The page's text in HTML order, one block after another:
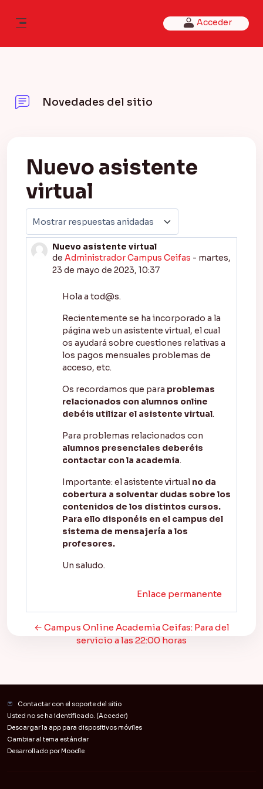
Acceder
Novedades del sitio
Nuevo asistente
virtual
Mostrar modo
Nuevo asistente virtual
deAdministrador Campus Ceifas - martes,
23 de mayo de 2023, 10:37
Número de respuestas: 0
Hola a tod@s.
Recientemente se ha incorporado a la
página web un asistente virtual, el cual
os ayudará sobre cuestiones relativas a
los pagos mensuales problemas de
acceso, etc.
Os recordamos que para problemas
relacionados con alumnos online
debéis utilizar el asistente virtual.
Para problemas relacionados con
alumnos presenciales deberéis
contactar con la academia.
Importante: el asistente virtual no da
cobertura a solventar dudas sobre los
contenidos de los distintos cursos.
Para ello disponéis en el campus del
sistema de mensajería a los
profesores.
Un saludo.
Enlace permanente
← Campus Online Academia Ceifas: Para del
servicio a las 22:00 horas
Contactar con el soporte del sitio
Usted no se ha identificado. (Acceder)
Descargar la app para dispositivos móviles
Cambiar al tema estándar
Desarrollado por Moodle